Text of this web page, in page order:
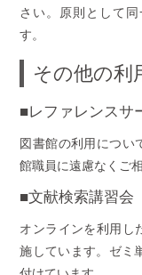
さい。原則として
す。
その他の利
■レファレンスサ
図書館の利用につい
館職員に遠慮なくご
■文献検索講習会
オンラインを利用し
施しています。ゼミ